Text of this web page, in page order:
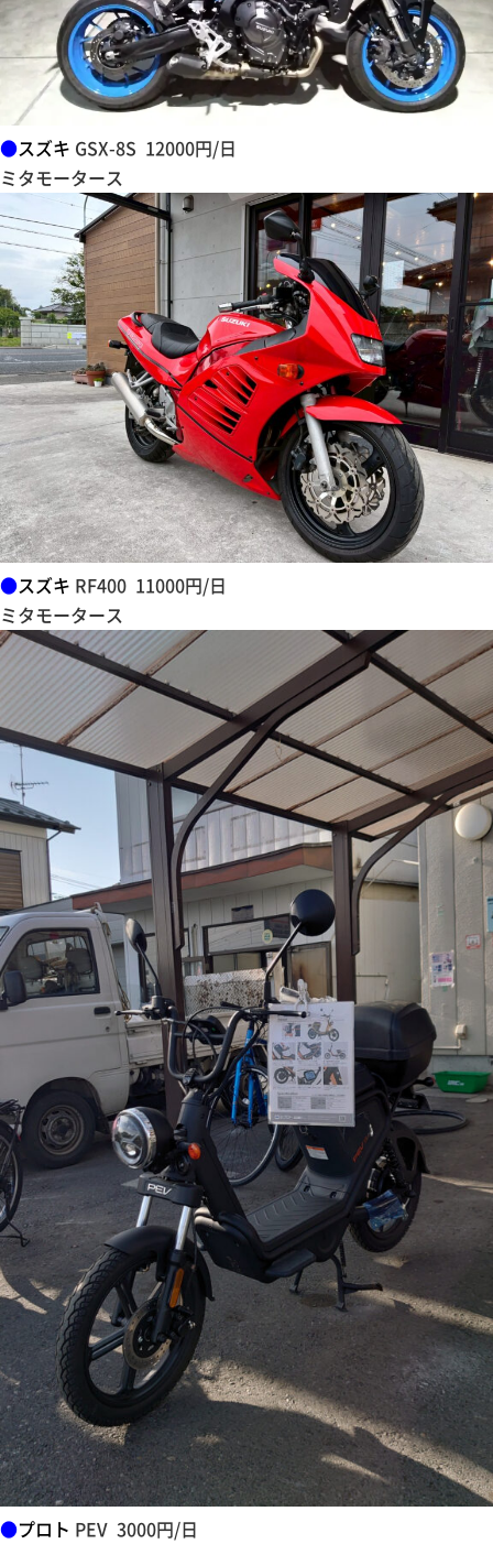
●スズキ GSX-8S 12000円/日
ミタモータース
●スズキ RF400 11000円/日
ミタモータース
●プロト PEV 3000円/日